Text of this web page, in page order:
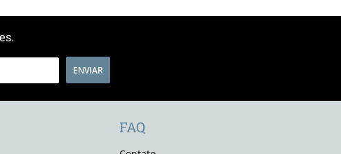
ENVIAR
FAQ